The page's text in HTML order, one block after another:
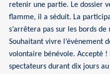
retenir une partie. Le dossier
flamme, il a séduit. La
s’arrêtera pas sur les bords
Souhaitant vivre l’évènement
volontaire bénévole. Accepté
spectateurs durant dix jours